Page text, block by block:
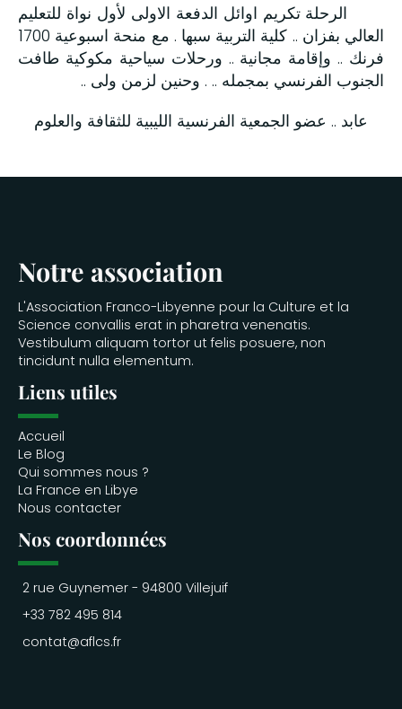
الرحلة تكريم اوائل الدفعة الاولى لأول نواة للتعليم
العالي بفزان .. كلية التربية سبها . مع منحة اسبوعية 1700
فرنك .. وإقامة مجانية .. ورحلات سياحية مكوكية طافت
الجنوب الفرنسي بمجمله .. . وحنين لزمن ولى ..
عابد .. عضو الجمعية الفرنسية الليبية للثقافة والعلوم
Notre association
L'Association Franco-Libyenne pour la Culture et la
Science convallis erat in pharetra venenatis.
Vestibulum aliquam tortor ut felis posuere, non
tincidunt nulla elementum.
Liens utiles
Accueil
Le Blog
Qui sommes nous ?
La France en Libye
Nous contacter
Nos coordonnées
2 rue Guynemer - 94800 Villejuif
+33 782 495 814
contat@aflcs.fr